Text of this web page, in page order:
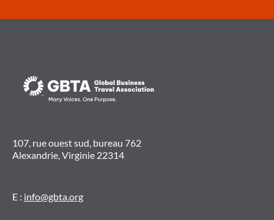
107, rue ouest sud, bureau 762
Alexandrie, Virginie 22314
E : info@gbta.org